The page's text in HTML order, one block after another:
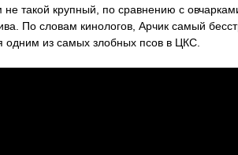
такой крупный, по сравнению с
По словам кинологов, Арчик самый
одним из самых злобных псов в ЦКС.